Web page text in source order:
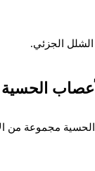
الجزئي.
الحسية
مجموعة من